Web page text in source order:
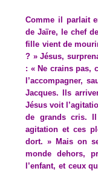
Comme il parlait
de Jaïre, le chef
fille vient de
? » Jésus,
: « Ne crains pas,
l’accompagner,
Jacques. Ils
Jésus voit
de grands cris.
agitation et ces
dort. » Mais on
monde dehors,
l’enfant, et ceux